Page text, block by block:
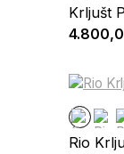
Krljušt
Rio